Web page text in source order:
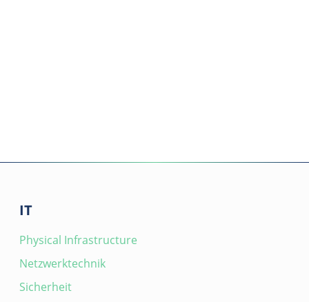
IT
Physical Infrastructure
Netzwerktechnik
Sicherheit